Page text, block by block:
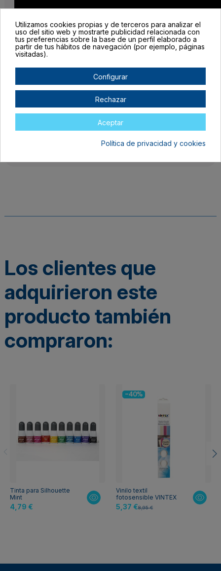
Los clientes que
adquirieron este
producto también
compraron:
Tinta para Silhouette
Mint
4,79 €
-40%
Vinilo textil
fotosensible VINTEX
5,37 €8,95 €
Utilizamos cookies propias y de terceros para analizar el
uso del sitio web y mostrarte publicidad relacionada con
tus preferencias sobre la base de un perfil elaborado a
partir de tus hábitos de navegación (por ejemplo, páginas
visitadas).
Configurar
Rechazar
Aceptar
Política de privacidad y cookies